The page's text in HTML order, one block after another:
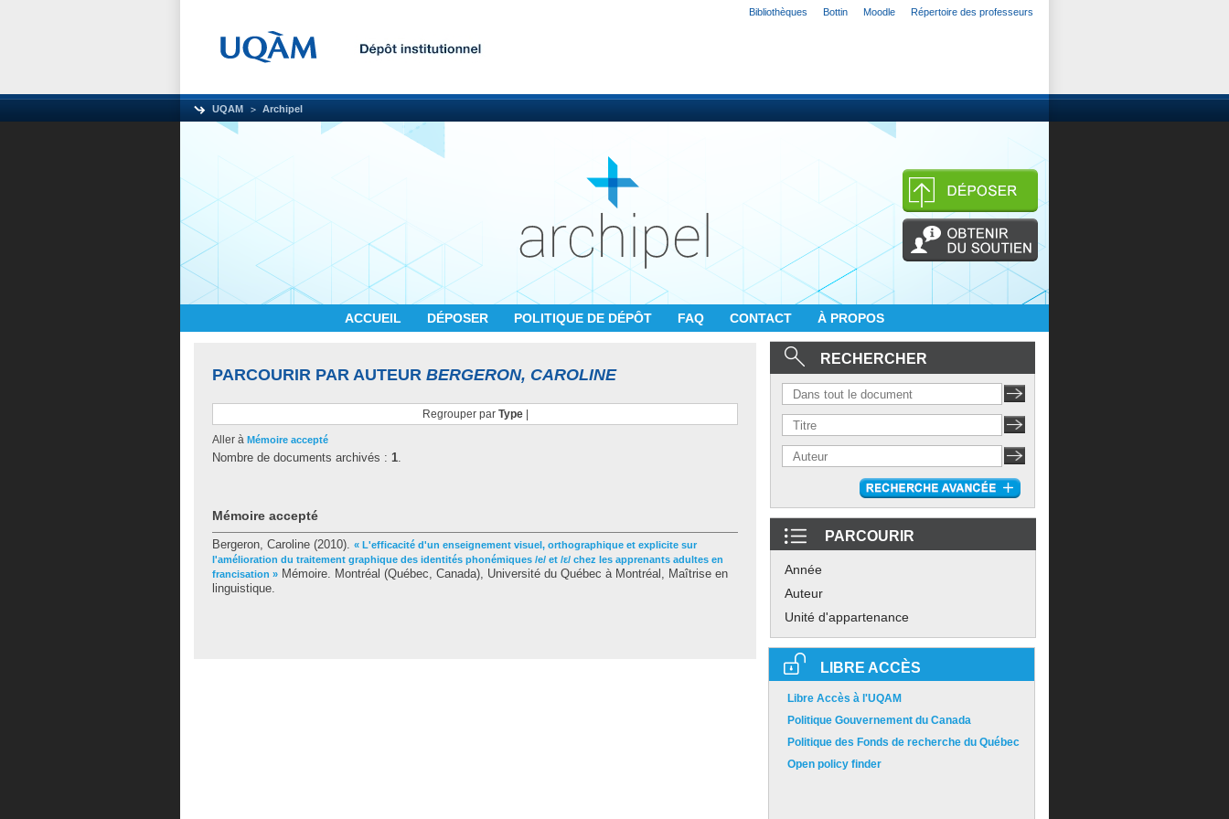
Bibliothèques Bottin Moodle Répertoire des professeurs
UQAM Archipel
ACCUEIL DÉPOSER POLITIQUE DE DÉPÔT FAQ CONTACT À PROPOS
PARCOURIR PAR AUTEUR BERGERON, CAROLINE
Regrouper par Type|
Aller à Mémoire accepté
Nombre de documents archivés : 1.
Mémoire accepté
Bergeron, Caroline (2010). « L'efficacité d'un enseignement visuel, orthographique et explicite sur
l'amélioration du traitement graphique des identités phonémiques /e/ et /ε/ chez les apprenants adultes en
francisation » Mémoire. Montréal (Québec, Canada), Université du Québec à Montréal, Maîtrise en
linguistique.
RECHERCHER
PARCOURIR
Année
Auteur
Unité d'appartenance
LIBRE ACCÈS
Libre Accès à l'UQAM
Politique Gouvernement du Canada
Politique des Fonds de recherche du Québec
Open policy finder